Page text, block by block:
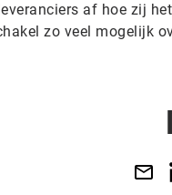
af hoe zij het
zo veel mogelijk